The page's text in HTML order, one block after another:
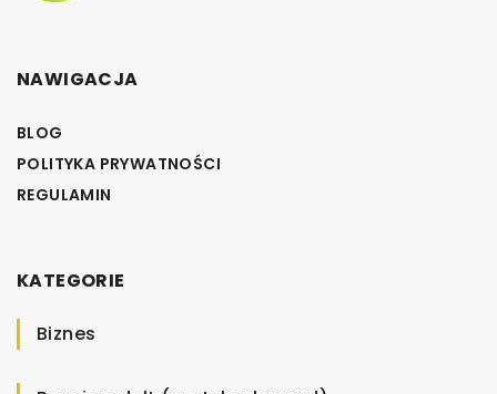
NAWIGACJA
BLOG
POLITYKA PRYWATNOŚCI
REGULAMIN
KATEGORIE
Biznes